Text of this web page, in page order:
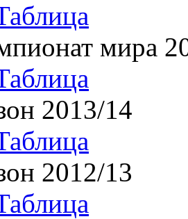
мира
2013/14
2012/13